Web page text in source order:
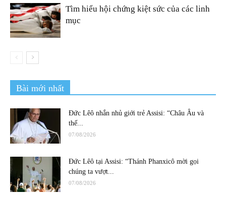
Tìm hiểu hội chứng kiệt sức của các linh
mục
Bài mới nhất
Đức Lêô nhắn nhủ giới trẻ Assisi: “Châu Âu và
thế...
07/08/2026
Đức Lêô tại Assisi: “Thánh Phanxicô mời gọi
chúng ta vượt...
07/08/2026